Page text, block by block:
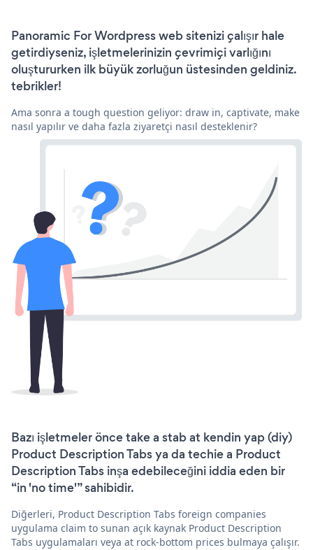
Panoramic For Wordpress web sitenizi çalışır hale
getirdiyseniz, işletmelerinizin çevrimiçi varlığını
oluştururken ilk büyük zorluğun üstesinden geldiniz.
tebrikler!
Ama sonra a tough question geliyor: draw in, captivate, make
nasıl yapılır ve daha fazla ziyaretçi nasıl desteklenir?
Bazı işletmeler önce take a stab at kendin yap (diy)
Product Description Tabs ya da techie a Product
Description Tabs inşa edebileceğini iddia eden bir
“in 'no time'” sahibidir.
Diğerleri, Product Description Tabs foreign companies
uygulama claim to sunan açık kaynak Product Description
Tabs uygulamaları veya at rock-bottom prices bulmaya çalışır.